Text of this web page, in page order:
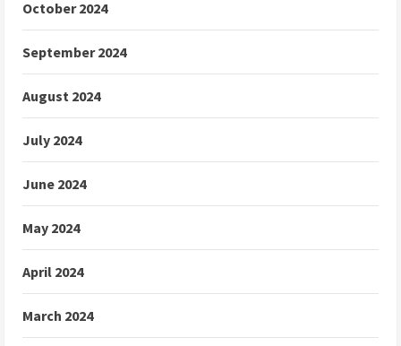
October 2024
September 2024
August 2024
July 2024
June 2024
May 2024
April 2024
March 2024